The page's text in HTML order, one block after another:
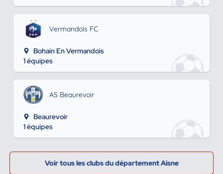
Vermandois FC
Bohain En Vermandois
1 équipes
AS Beaurevoir
Beaurevoir
1 équipes
Voir tous les clubs du département Aisne